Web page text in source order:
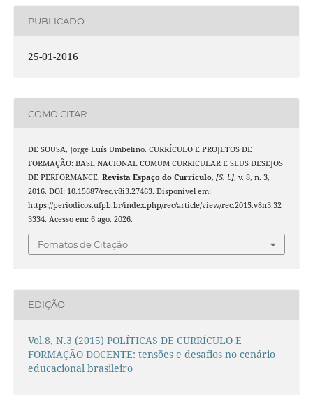
PUBLICADO
25-01-2016
COMO CITAR
DE SOUSA, Jorge Luís Umbelino. CURRÍCULO E PROJETOS DE
FORMAÇÃO: BASE NACIONAL COMUM CURRICULAR E SEUS DESEJOS
DE PERFORMANCE. Revista Espaço do Currículo, [S. l.], v. 8, n. 3,
2016. DOI: 10.15687/rec.v8i3.27463. Disponível em:
https://periodicos.ufpb.br/index.php/rec/article/view/rec.2015.v8n3.32
3334. Acesso em: 6 ago. 2026.
Fomatos de Citação
EDIÇÃO
Vol.8, N.3 (2015) POLÍTICAS DE CURRÍCULO E
FORMAÇÃO DOCENTE: tensões e desafios no cenário
educacional brasileiro